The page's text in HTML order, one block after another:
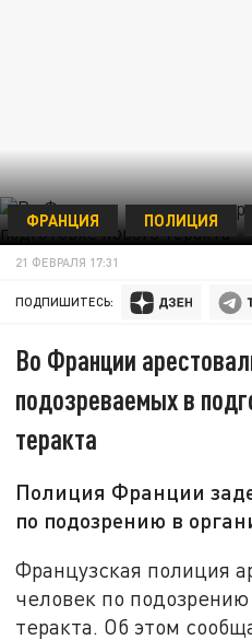
ФРАНЦИЯ ПОЛИЦИЯ
21 ФЕВРАЛЯ 17:31
ПОДПИШИТЕСЬ:
Во Франции
подозреваемых в
теракта
Полиция Франции
по подозрению в
Французская полиция
человек по
теракта. Об этом